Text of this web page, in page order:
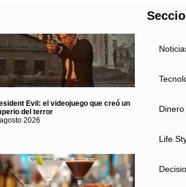
Evil: el videojuego que creó un
del terror
2026
Dinero
Life